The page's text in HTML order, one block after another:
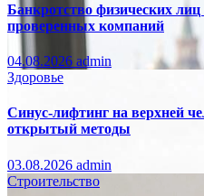
Банкротство физических
проверенных компаний
04.08.2026 admin
Здоровье
Синус-лифтинг на верхней
открытый методы
03.08.2026 admin
Строительство